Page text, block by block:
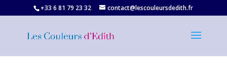
+33 6 81 79 23 32‬ contact@lescouleursdedith.fr